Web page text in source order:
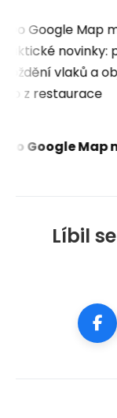
Líbil